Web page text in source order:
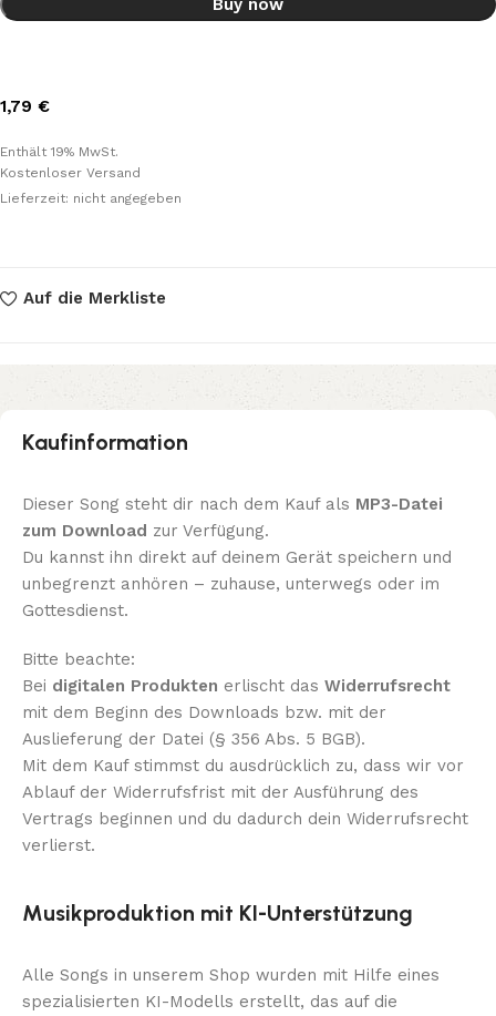
Buy now
1,79 €
Enthält 19% MwSt.
Kostenloser Versand
Lieferzeit: nicht angegeben
Auf die Merkliste
Kaufinformation
Dieser Song steht dir nach dem Kauf als MP3-Datei
zum Download zur Verfügung.
Du kannst ihn direkt auf deinem Gerät speichern und
unbegrenzt anhören – zuhause, unterwegs oder im
Gottesdienst.
Bitte beachte:
Bei digitalen Produkten erlischt das Widerrufsrecht
mit dem Beginn des Downloads bzw. mit der
Auslieferung der Datei (§ 356 Abs. 5 BGB).
Mit dem Kauf stimmst du ausdrücklich zu, dass wir vor
Ablauf der Widerrufsfrist mit der Ausführung des
Vertrags beginnen und du dadurch dein Widerrufsrecht
verlierst.
Musikproduktion mit KI-Unterstützung
Alle Songs in unserem Shop wurden mit Hilfe eines
spezialisierten KI-Modells erstellt, das auf die